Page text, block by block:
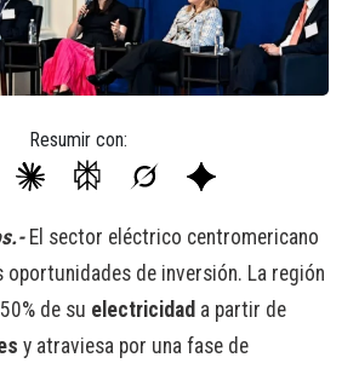
Resumir con:
El sector eléctrico centromericano
oportunidades de inversión. La región
de su electricidad a partir de
y atraviesa por una fase de